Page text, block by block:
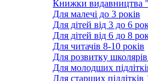
Книжки видавництва
Для малечі до 3 років
Для дітей від 3 до 6
Для дітей від 6 до 8
Для читачів 8-10 років
Для розвитку
Для молодших
Для старших